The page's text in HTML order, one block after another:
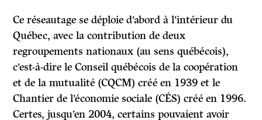
Ce réseautage se déploie d’abord à l’intérieur du
Québec, avec la contribution de deux
regroupements nationaux (au sens québécois),
c’est-à-dire le Conseil québécois de la coopération
et de la mutualité (CQCM) créé en 1939 et le
Chantier de l’économie sociale (CÉS) créé en 1996.
Certes, jusqu’en 2004, certains pouvaient avoir